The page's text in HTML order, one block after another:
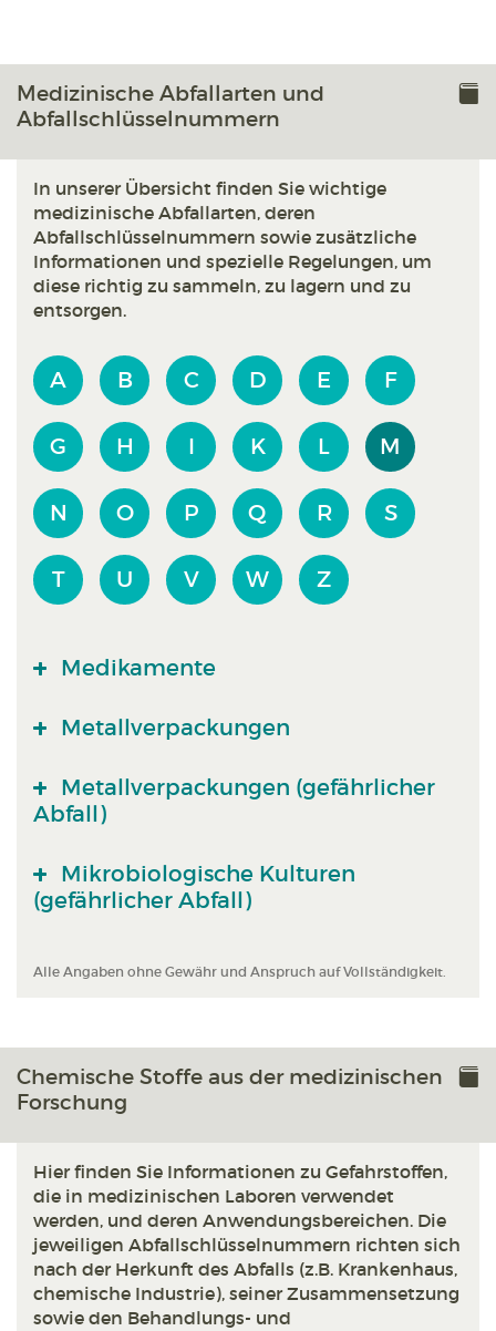
Medizinische Abfallarten und
Abfallschlüsselnummern
In unserer Übersicht finden Sie wichtige
medizinische Abfallarten, deren
Abfallschlüsselnummern sowie zusätzliche
Informationen und spezielle Regelungen, um
diese richtig zu sammeln, zu lagern und zu
entsorgen.
A B C D E F
G H I K L M
N O P Q R S
T U V W Z
Medikamente
Metallverpackungen
Metallverpackungen (gefährlicher
Abfall)
Mikrobiologische Kulturen
(gefährlicher Abfall)
Alle Angaben ohne Gewähr und Anspruch auf Vollständigkeit.
Chemische Stoffe aus der medizinischen
Forschung
Hier finden Sie Informationen zu Gefahrstoffen,
die in medizinischen Laboren verwendet
werden, und deren Anwendungsbereichen. Die
jeweiligen Abfallschlüsselnummern richten sich
nach der Herkunft des Abfalls (z.B. Krankenhaus,
chemische Industrie), seiner Zusammensetzung
sowie den Behandlungs- und